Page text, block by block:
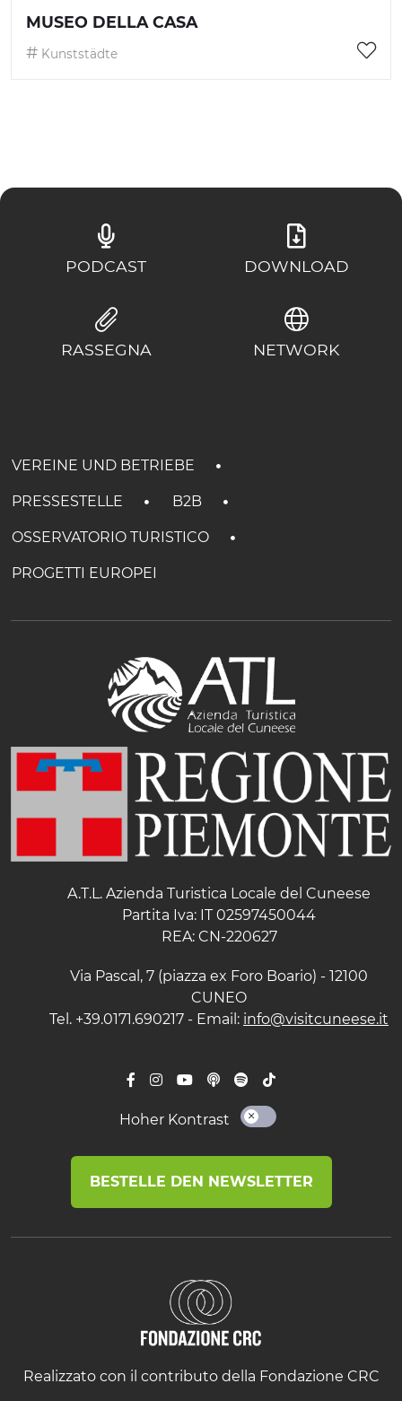
MUSEO DELLA CASA
Kunststädte
PODCAST DOWNLOAD
RASSEGNA NETWORK
VEREINE UND BETRIEBE
PRESSESTELLE B2B
OSSERVATORIO TURISTICO
PROGETTI EUROPEI
A.T.L. Azienda Turistica Locale del Cuneese
Partita Iva: IT 02597450044
REA: CN-220627
Via Pascal, 7 (piazza ex Foro Boario) - 12100
CUNEO
Tel. +39.0171.690217 - Email: info@visitcuneese.it
Hoher Kontrast
BESTELLE DEN NEWSLETTER
Realizzato con il contributo della Fondazione CRC